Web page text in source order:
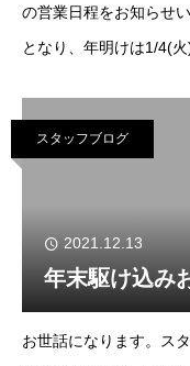
の営業日程をお知らせ
となり、年明けは1/4(
早いですが、本年度も大
スタッフブログ
2021.12.13
年末駆け込み
お世話になります。ス